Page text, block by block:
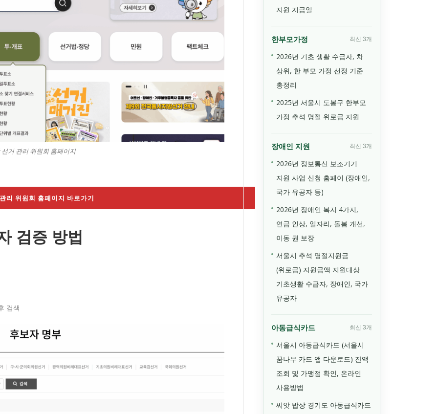
거 관리 위원회 홈페이지
리 위원회 홈페이지 바로가기
검증 방법
검색
지원 지급일
한부모가정 최신 3개
2026년 기초 생활 수급자, 차
상위, 한 부모 가정 선정 기준
총정리
2025년 서울시 도봉구 한부모
가정 추석 명절 위로금 지원
장애인 지원 최신 3개
2026년 정보통신 보조기기
지원 사업 신청 홈페이 (장애인,
국가 유공자 등)
2026년 장애인 복지 4가지,
연금 인상, 일자리, 돌봄 개선,
이동 권 보장
서울시 추석 명절지원금
(위로금) 지원금액 지원대상
기초생활 수급자, 장애인, 국가
유공자
아동급식카드 최신 3개
서울시 아동급식카드 (서울시
꿈나무 카드 앱 다운로드) 잔액
조회 및 가맹점 확인, 온라인
사용방법
씨앗 밥상 경기도 아동급식카드